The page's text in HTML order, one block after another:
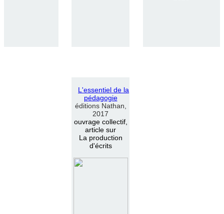
L'essentiel de la
pédagogie
éditions Nathan,
2017
ouvrage collectif,
article sur
La production
d'écrits